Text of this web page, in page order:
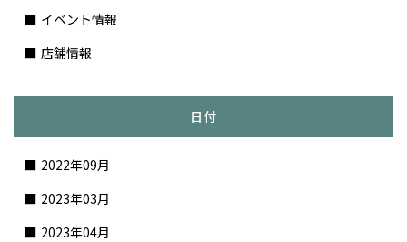
イベント情報
店舗情報
日付
2022年09月
2023年03月
2023年04月